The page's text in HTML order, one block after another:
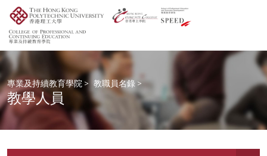
專業及持續教育學院 > 教職員名錄 >
教學人員